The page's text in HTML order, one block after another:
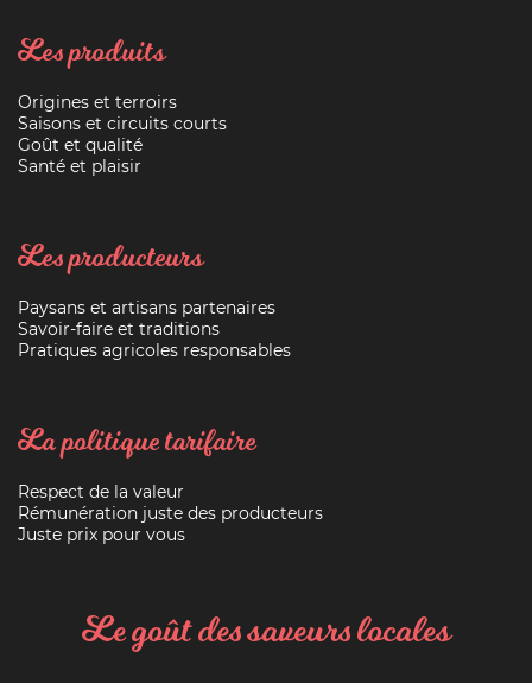
Les produits
Origines et terroirs
Saisons et circuits courts
Goût et qualité
Santé et plaisir
Les producteurs
Paysans et artisans partenaires
Savoir-faire et traditions
Pratiques agricoles responsables
La politique tarifaire
Respect de la valeur
Rémunération juste des producteurs
Juste prix pour vous
Le goût des saveurs locales